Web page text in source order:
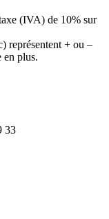
(IVA) de 10% sur
représentent + ou –
en plus.
33